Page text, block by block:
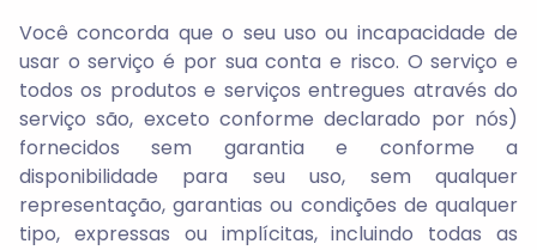
Você concorda que o seu uso ou incapacidade de
usar o serviço é por sua conta e risco. O serviço e
todos os produtos e serviços entregues através do
serviço são, exceto conforme declarado por nós)
fornecidos sem garantia e conforme a
disponibilidade para seu uso, sem qualquer
representação, garantias ou condições de qualquer
tipo, expressas ou implícitas, incluindo todas as